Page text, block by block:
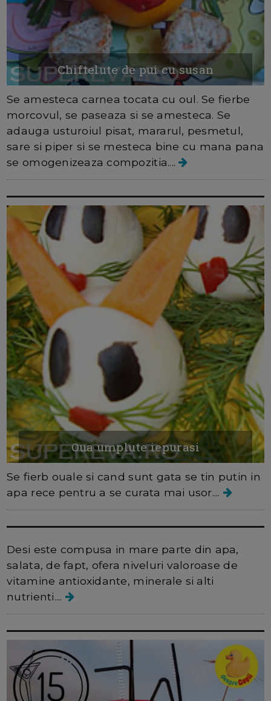
Chiftelute de pui cu susan
Se amesteca carnea tocata cu oul. Se fierbe
morcovul, se paseaza si se amesteca. Se
adauga usturoiul pisat, mararul, pesmetul,
sare si piper si se mesteca bine cu mana pana
se omogenizeaza compozitia....
Oua umplute iepurasi
Se fierb ouale si cand sunt gata se tin putin in
apa rece pentru a se curata mai usor....
Desi este compusa in mare parte din apa,
salata, de fapt, ofera niveluri valoroase de
vitamine antioxidante, minerale si alti
nutrienti....